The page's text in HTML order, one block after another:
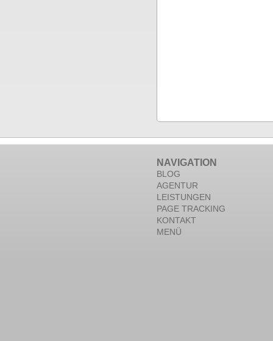
NAVIGATION
BLOG
AGENTUR
LEISTUNGEN
PAGE TRACKING
KONTAKT
MENÜ